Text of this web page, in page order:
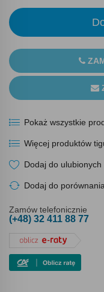
Pokaż wszystkie
Więcej produktów
Dodaj do ulubionych
Dodaj do
Zamów telefonicznie
(+48) 32 411 88 77